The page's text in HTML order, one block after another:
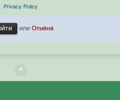
Privacy Policy
или Отмена